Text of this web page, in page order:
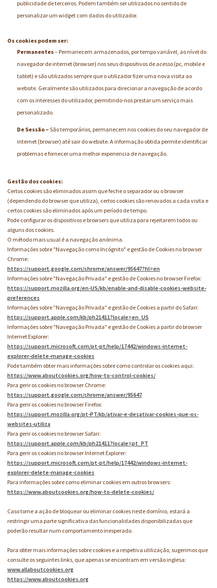
publicidade de terceiros. Podem também ser utilizados no sentido de
personalizar um widget com dados do utilizador.
Os cookies podem ser:
Permanentes– Permanecem armazenados, por tempo variável, ao nível do
navegador de internet (browser) nos seus dispositivos de acesso (pc, mobile e
tablet) e são utilizados sempre que o utilizador fizer uma nova visita ao
website. Geralmente são utilizados para direcionar a navegação de acordo
com os interesses do utilizador, permitindo-nos prestar um serviço mais
personalizado.
De Sessão – São temporários, permanecem nos cookies do seu navegador de
internet (browser) até sair do website. A informação obtida permite identificar
problemas e fornecer uma melhor experiencia de navegação.
Gestão dos cookies:
Certos cookies são eliminados assim que feche o separador ou o browser
(dependendo do browser que utiliza), certos cookies são renovados a cada visita e
certos cookies são eliminados após um período de tempo.
Pode configurar os dispositivos e browsers que utiliza para rejeitarem todos ou
alguns dos cookies.
O método mais usual é a navegação anónima.
Informações sobre "Navegação como Incógnito" e gestão de Cookies no browser
Chrome:
https://support.google.com/chrome/answer/95647?hl=en
Informações sobre "Navegação Privada" e gestão de Cookies no browser Firefox:
https://support.mozilla.org/en-US/kb/enable-and-disable-cookies-website-
preferences
Informações sobre "Navegação Privada" e gestão de Cookies a partir do Safari:
https://support.apple.com/kb/ph21411?locale=en_US
Informações sobre "Navegação Privada" e gestão de Cookies a partir do browser
Internet Explorer:
https://support.microsoft.com/pt-pt/help/17442/windows-internet-
explorer-delete-manage-cookies
Pode também obter mais informações sobre como controlar os cookies aqui:
https://www.aboutcookies.org/how-to-control-cookies/
Para gerir os cookies no browser Chrome:
https://support.google.com/chrome/answer/95647
Para gerir os cookies no browser Firefox:
https://support.mozilla.org/pt-PT/kb/ativar-e-desativar-cookies-que-os-
websites-utiliza
Para gerir os cookies no browser Safari:
https://support.apple.com/kb/ph21411?locale=pt_PT
Para gerir os cookies no browser Internet Explorer:
https://support.microsoft.com/pt-pt/help/17442/windows-internet-
explorer-delete-manage-cookies
Para informações sobre como eliminar cookies em outros browsers:
https://www.aboutcookies.org/how-to-delete-cookies/
Caso tome a ação de bloquear ou eliminar cookies neste domínio, estará a
restringir uma parte significativa das funcionalidades disponibilizadas que
poderão resultar num comportamento inesperado.
Para obter mais informações sobre cookies e a respetiva utilização, sugerimos que
consulte os seguintes links, que apenas se encontram em versão inglesa:
www.allaboutcookies.org
https://www.aboutcookies.org